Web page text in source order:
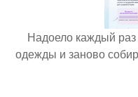
Надоело каждый раз
одежды и заново